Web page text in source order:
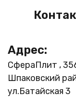
Адрес:
СфераПлит ,
Шпаковский
ул.Батайская 3